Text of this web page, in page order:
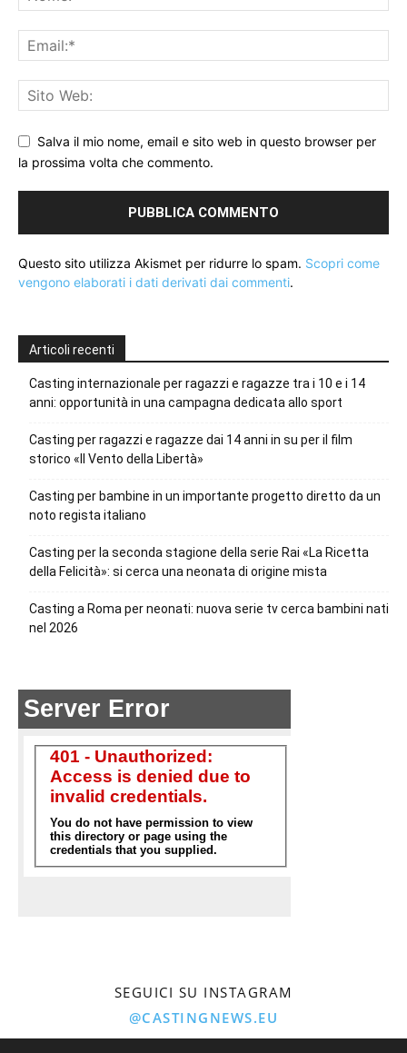
Salva il mio nome, email e sito web in questo browser per
la prossima volta che commento.
Questo sito utilizza Akismet per ridurre lo spam. Scopri come
vengono elaborati i dati derivati dai commenti.
Articoli recenti
Casting internazionale per ragazzi e ragazze tra i 10 e i 14
anni: opportunità in una campagna dedicata allo sport
Casting per ragazzi e ragazze dai 14 anni in su per il film
storico «Il Vento della Libertà»
Casting per bambine in un importante progetto diretto da un
noto regista italiano
Casting per la seconda stagione della serie Rai «La Ricetta
della Felicità»: si cerca una neonata di origine mista
Casting a Roma per neonati: nuova serie tv cerca bambini nati
nel 2026
SEGUICI SU INSTAGRAM
@CASTINGNEWS.EU